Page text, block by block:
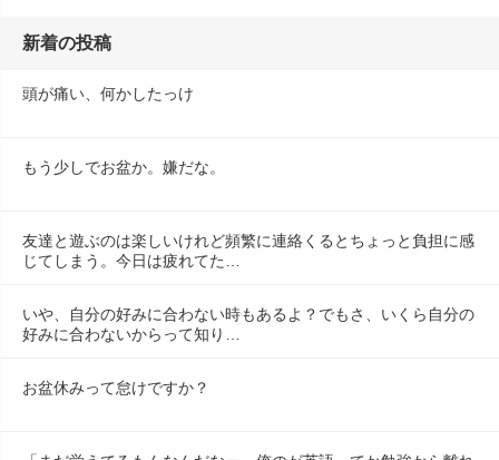
新着の投稿
頭が痛い、何かしたっけ
もう少しでお盆か。嫌だな。
友達と遊ぶのは楽しいけれど頻繁に連絡くるとちょっと負担に感
じてしまう。今日は疲れてた…
いや、自分の好みに合わない時もあるよ？でもさ、いくら自分の
好みに合わないからって知り…
お盆休みって怠けですか？